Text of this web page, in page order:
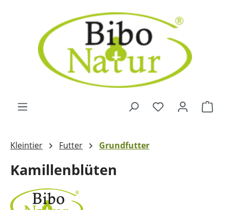
Zum Hauptinhalt springen
Kleintier Futter Grundfutter
Kamillenblüten